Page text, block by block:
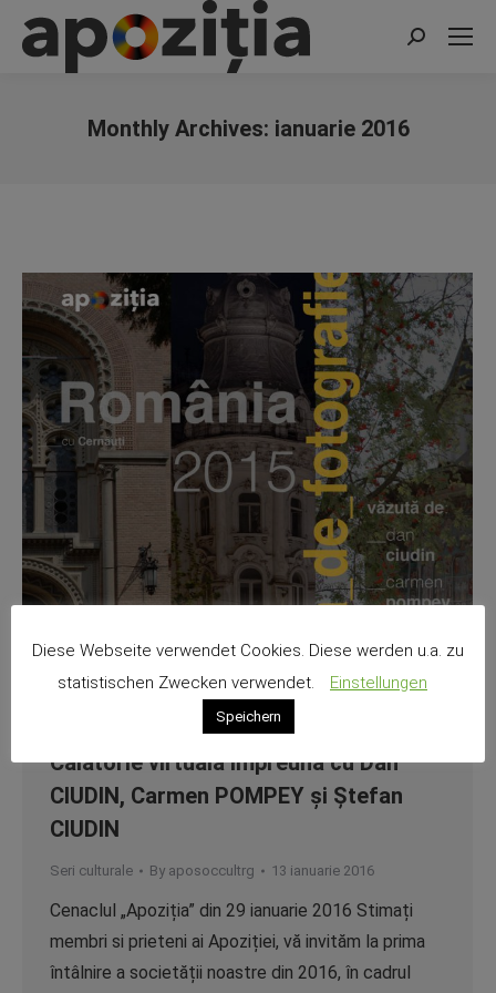
Search:
Monthly Archives: ianuarie 2016
Călătorie virtuală împreună cu Dan
CIUDIN, Carmen POMPEY și Ștefan
CIUDIN
Seri culturale By aposoccultrg 13 ianuarie 2016
Cenaclul „Apoziția” din 29 ianuarie 2016 Stimați
membri si prieteni ai Apoziției, vă invităm la prima
întâlnire a societății noastre din 2016, în cadrul
Diese Webseite verwendet Cookies. Diese werden u.a. zu
statistischen Zwecken verwendet.
Einstellungen
Speichern